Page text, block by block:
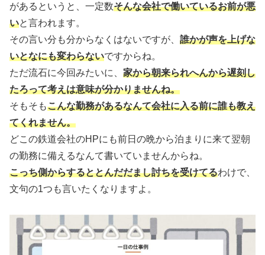
があるというと、一定数そんな会社で働いているお前が悪
いと言われます。
その言い分も分からなくはないですが、 誰かが声を上げな
いとなにも変わらないですからね。
ただ流石に今回みたいに、 家から朝来られへんから遅刻し
たろって考えは意味が分かりませんね。
そもそもこんな勤務があるなんて会社に入る前に誰も教え
てくれません。
どこの鉄道会社のHPにも前日の晩から泊まりに来て翌朝
の勤務に備えるなんて書いていませんからね。
こっち側からするととんだだまし討ちを受けてるわけで、
文句の1つも言いたくなりますよ。